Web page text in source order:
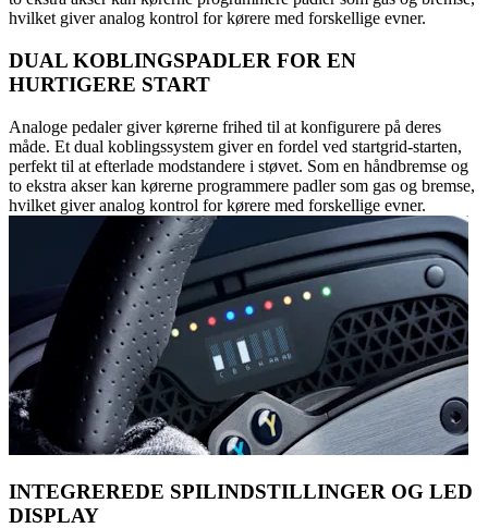
hvilket giver analog kontrol for kørere med forskellige evner.
DUAL KOBLINGSPADLER FOR EN
HURTIGERE START
Analoge pedaler giver kørerne frihed til at konfigurere på deres
måde. Et dual koblingssystem giver en fordel ved startgrid-starten,
perfekt til at efterlade modstandere i støvet. Som en håndbremse og
to ekstra akser kan kørerne programmere padler som gas og bremse,
hvilket giver analog kontrol for kørere med forskellige evner.
INTEGREREDE SPILINDSTILLINGER OG LED
DISPLAY